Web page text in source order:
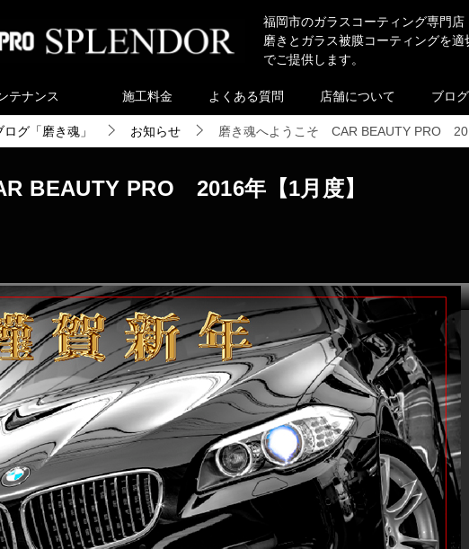
福岡市のガラスコーティング専門店
磨きとガラス被膜コーティングを適
でご提供します。
テナンス 施工料金 よくある質問 店舗について ブロ
ログ「磨き魂」 お知らせ 磨き魂へようこそ CAR BEAUTY PRO
BEAUTY PRO 2016年【1月度】